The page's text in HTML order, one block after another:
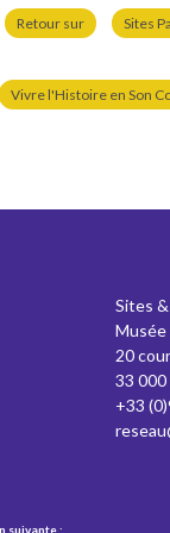
Retour sur Sites
Vivre l'Histoire en Son
Sites
Musée
20
33 000
+33
suivante :